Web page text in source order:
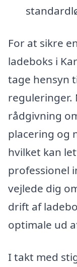
For at sikre
ladeboks i
tage hensyn
reguleringer.
rådgivning
placering og
hvilket kan
professionel
vejlede dig
drift af
optimale ud
I takt med